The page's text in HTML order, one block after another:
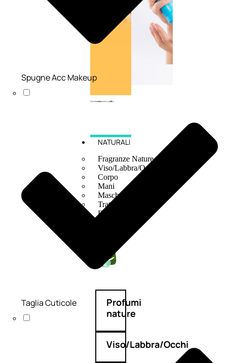
NATURALI
Fragranze Nature
Viso/Labbra/Occhi Nature
Corpo
Mani
Maschera Nature
Trattamenti Viso
Detergenza
Profumi
nature
Viso/Labbra/Occhi
Spugne Acc Makeup
Taglia Cuticole